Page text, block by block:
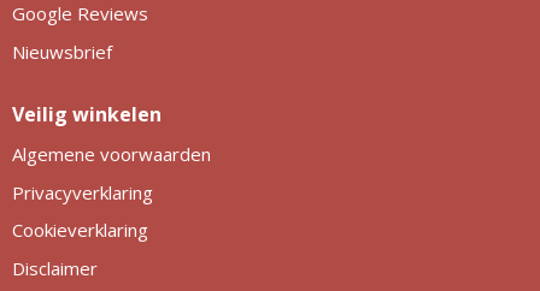
Google Reviews
Nieuwsbrief
Veilig winkelen
Algemene voorwaarden
Privacyverklaring
Cookieverklaring
Disclaimer